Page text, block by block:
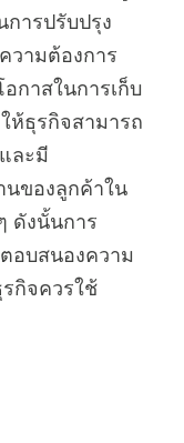
ารปรับปรุง
วามต้องการ
กาสในการเก็บ
ห้ธุรกิจสามารถ
ละมี
นของลูกค้าใน
ดังนั้นการ
อบสนองความ
กิจควรใช้